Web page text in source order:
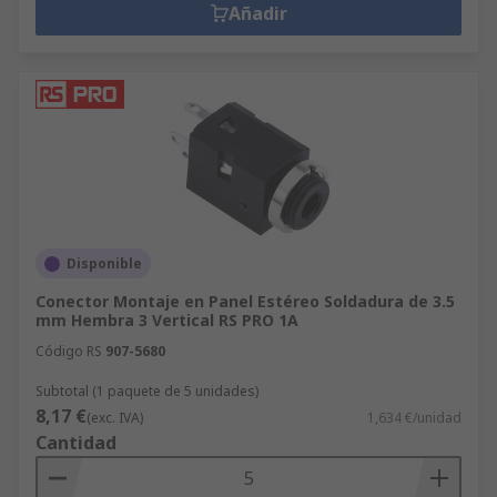
Añadir
Disponible
Conector Montaje en Panel Estéreo Soldadura de 3.5
mm Hembra 3 Vertical RS PRO 1A
Código RS 907-5680
Subtotal (1 paquete de 5 unidades)
8,17 €(exc. IVA) 1,634 €/unidad
Cantidad